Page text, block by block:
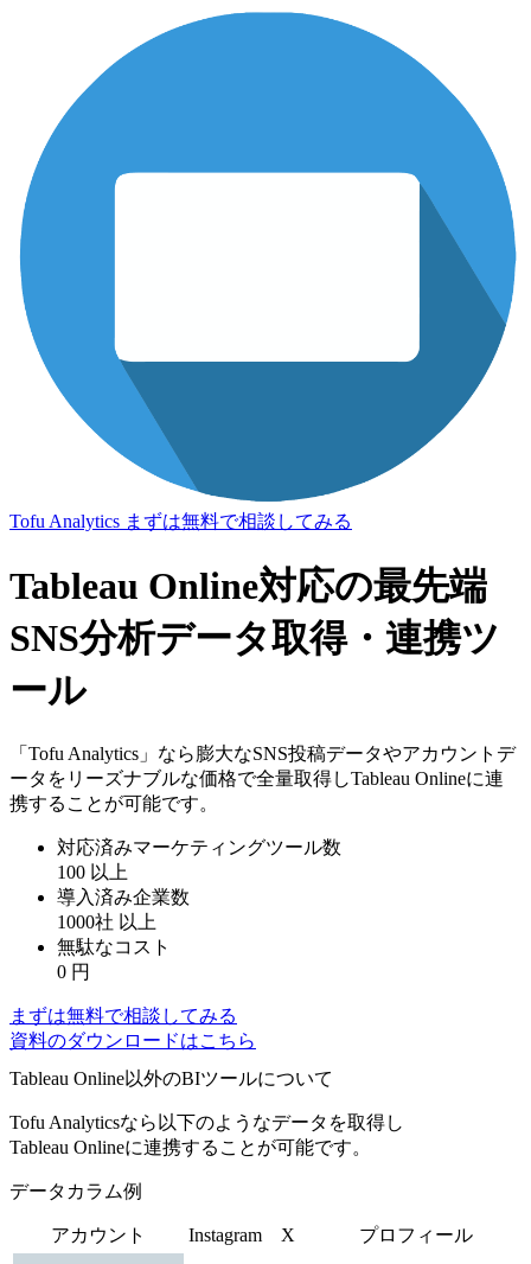
Tofu Analytics まずは無料で相談してみる
Tableau Online対応の最先端
SNS分析データ取得・連携ツ
ール
「Tofu Analytics」なら膨大なSNS投稿データやアカウントデ
ータをリーズナブルな価格で全量取得しTableau Onlineに連
携することが可能です。
対応済みマーケティングツール数
100 以上
導入済み企業数
1000社 以上
無駄なコスト
0 円
まずは無料で相談してみる
資料のダウンロードはこちら
Tableau Online以外のBIツールについて
Tofu Analyticsなら以下のようなデータを取得し
Tableau Onlineに連携することが可能です。
データカラム例
アカウント Instagram X プロフィール